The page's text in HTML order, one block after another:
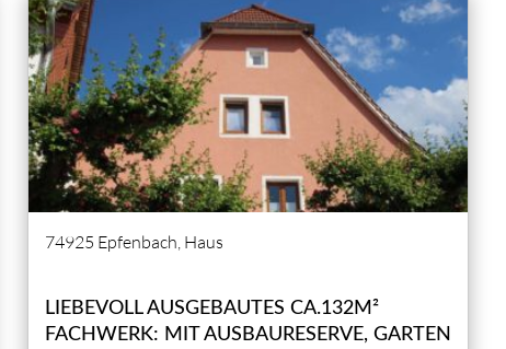
74925 Epfenbach, Haus
LIEBEVOLL AUSGEBAUTES CA.132M²
FACHWERK: MIT AUSBAURESERVE, GARTEN